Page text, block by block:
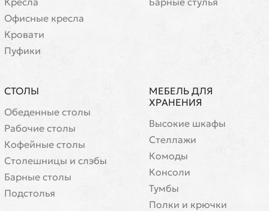
Офисные кресла
Кровати
Пуфики
СТОЛЫ
Обеденные столы
Рабочие столы
Кофейные столы
Cтолешницы и слэбы
Барные столы
Подстолья
МЕБЕЛЬ ДЛЯ
ХРАНЕНИЯ
Высокие шкафы
Стеллажи
Комоды
Консоли
Тумбы
Полки и крючки